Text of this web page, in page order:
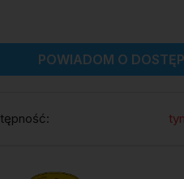
POWIADOM O